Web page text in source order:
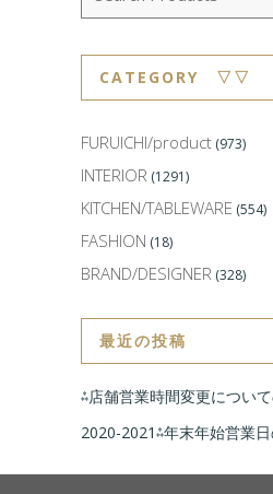
CATEGORY ▽▽
FURUICHI/product (973)
INTERIOR (1291)
KITCHEN/TABLEWARE (554)
FASHION (18)
BRAND/DESIGNER (328)
最近の投稿
⁂店舗営業時間変更につい
2020-2021⁂年末年始営業